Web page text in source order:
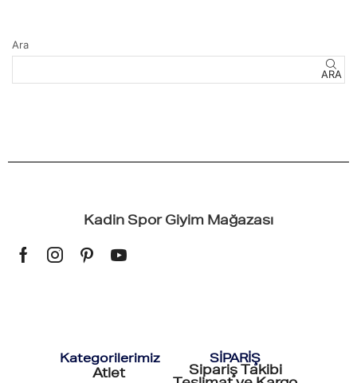
Ara
ARA
Kadin Spor Giyim Mağazası
Kategorilerimiz
Atlet
SİPARİŞ
Sipariş Takibi